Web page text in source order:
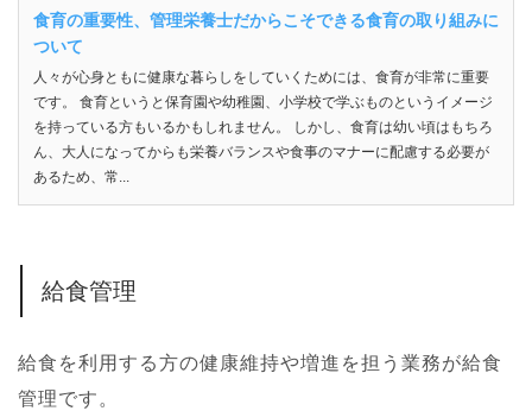
食育の重要性、管理栄養士だからこそできる食育の取り組みに
ついて
人々が心身ともに健康な暮らしをしていくためには、食育が非常に重要
です。 食育というと保育園や幼稚園、小学校で学ぶものというイメージ
を持っている方もいるかもしれません。 しかし、食育は幼い頃はもちろ
ん、大人になってからも栄養バランスや食事のマナーに配慮する必要が
あるため、常...
給食管理
給食を利用する方の健康維持や増進を担う業務が給食
管理です。